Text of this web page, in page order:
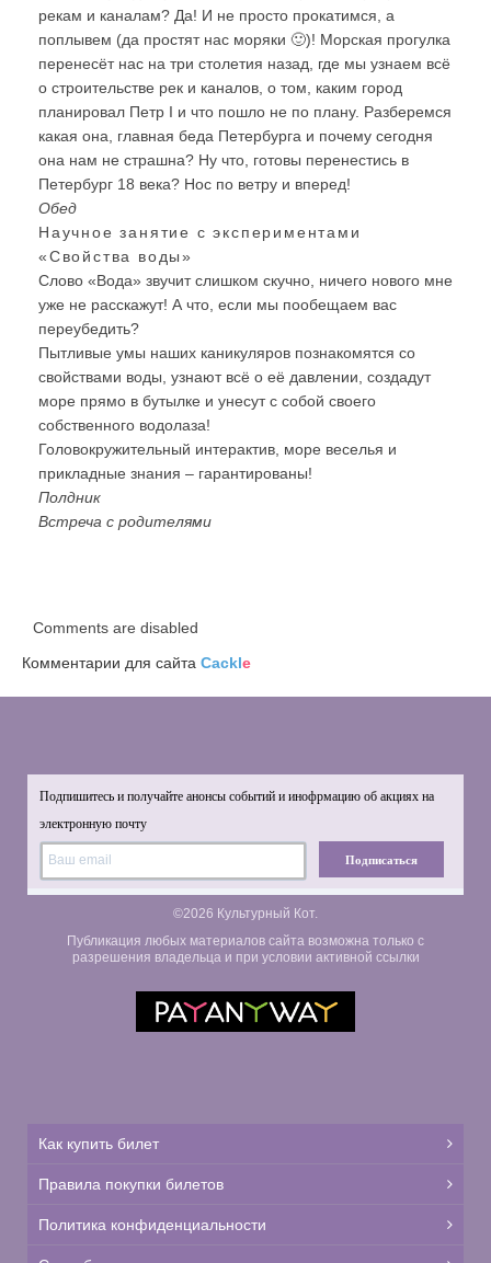
рекам и каналам? Да! И не просто прокатимся, а
поплывем (да простят нас моряки 🙂)! Морская прогулка
перенесёт нас на три столетия назад, где мы узнаем всё
о строительстве рек и каналов, о том, каким город
планировал Петр I и что пошло не по плану. Разберемся
какая она, главная беда Петербурга и почему сегодня
она нам не страшна? Ну что, готовы перенестись в
Петербург 18 века? Нос по ветру и вперед!
Обед
Научное занятие с экспериментами
«Свойства воды»
Слово «Вода» звучит слишком скучно, ничего нового мне
уже не расскажут! А что, если мы пообещаем вас
переубедить?
Пытливые умы наших каникуляров познакомятся со
свойствами воды, узнают всё о её давлении, создадут
море прямо в бутылке и унесут с собой своего
собственного водолаза!
Головокружительный интерактив, море веселья и
прикладные знания – гарантированы!
Полдник
Встреча с родителями
Comments are disabled
Комментарии для сайта Cackle
Подпишитесь и получайте анонсы событий и инофрмацию об акциях на
электронную почту
Подписаться
©2026 Культурный Кот.
Публикация любых материалов сайта возможна только с
разрешения владельца и при условии активной ссылки
Как купить билет
Правила покупки билетов
Политика конфиденциальности